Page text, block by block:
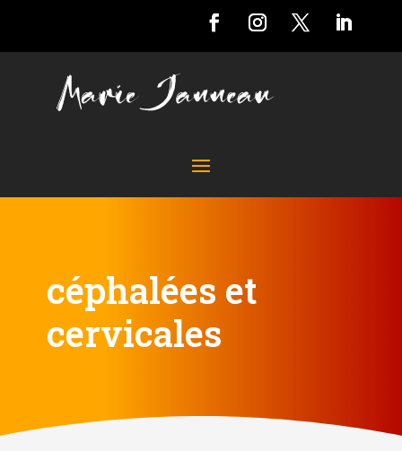
céphalées et
cervicales